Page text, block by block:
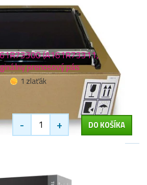
(A161R73311,
prenosový pás
1 zlaťák
- + DO KOŠÍKA